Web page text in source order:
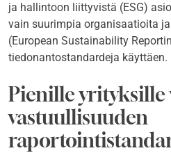
ja hallintoon liittyvistä (ESG)
vain suurimpia organisaatioita
(European Sustainability
tiedonantostandardeja käyttäen.
Pienille yrityksille
vastuullisuuden